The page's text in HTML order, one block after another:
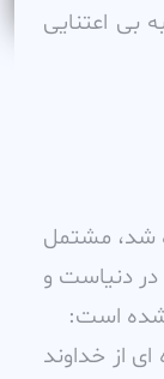
بى اعتنايى
شد، مشتمل
در دنياست و
است:
از خداوند